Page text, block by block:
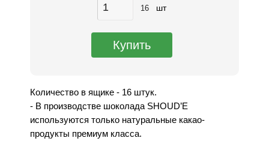
шт
Количество в ящике - 16 штук.
- В производстве шоколада SHOUD’E
используются только натуральные какао-
продукты премиум класса.